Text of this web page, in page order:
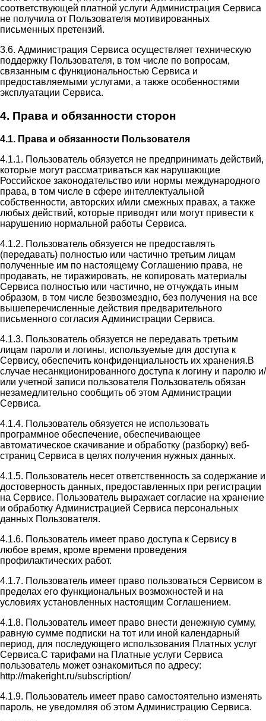
соответствующей платной услуги Администрация Сервиса
не получила от Пользователя мотивированных
письменных претензий.
3.6. Администрация Сервиса осуществляет техническую
поддержку Пользователя, в том числе по вопросам,
связанным с функциональностью Сервиса и
предоставляемыми услугами, а также особенностями
эксплуатации Сервиса.
4. Права и обязанности сторон
4.1. Права и обязанности Пользователя
4.1.1. Пользователь обязуется не предпринимать действий,
которые могут рассматриваться как нарушающие
Российское законодательство или нормы международного
права, в том числе в сфере интеллектуальной
собственности, авторских и/или смежных правах, а также
любых действий, которые приводят или могут привести к
нарушению нормальной работы Сервиса.
4.1.2. Пользователь обязуется не предоставлять
(передавать) полностью или частично третьим лицам
полученные им по настоящему Соглашению права, не
продавать, не тиражировать, не копировать материалы
Сервиса полностью или частично, не отчуждать иным
образом, в том числе безвозмездно, без получения на все
вышеперечисленные действия предварительного
письменного согласия Администрации Сервиса.
4.1.3. Пользователь обязуется не передавать третьим
лицам пароли и логины, используемые для доступа к
Сервису, обеспечить конфиденциальность их хранения.В
случае несанкционированного доступа к логину и паролю и/
или учетной записи пользователя Пользователь обязан
незамедлительно сообщить об этом Администрации
Сервиса.
4.1.4. Пользователь обязуется не использовать
программное обеспечение, обеспечивающее
автоматическое скачивание и обработку (разборку) веб-
страниц Сервиса в целях получения нужных данных.
4.1.5. Пользователь несет ответственность за содержание и
достоверность данных, предоставленных при регистрации
на Сервисе. Пользователь выражает согласие на хранение
и обработку Администрацией Сервиса персональных
данных Пользователя.
4.1.6. Пользователь имеет право доступа к Сервису в
любое время, кроме времени проведения
профилактических работ.
4.1.7. Пользователь имеет право пользоваться Сервисом в
пределах его функциональных возможностей и на
условиях установленных настоящим Соглашением.
4.1.8. Пользователь имеет право внести денежную сумму,
равную сумме подписки на тот или иной календарный
период, для последующего использования Платных услуг
Сервиса.С тарифами на Платные услуги Сервиса
пользователь может ознакомиться по адресу:
http://makeright.ru/subscription/
4.1.9. Пользователь имеет право самостоятельно изменять
пароль, не уведомляя об этом Администрацию Сервиса.